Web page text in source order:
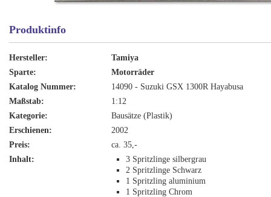
Produktinfo
Hersteller:
Tamiya
Sparte:
Motorräder
Katalog Nummer:
14090 - Suzuki GSX 1300R Hayabusa
Maßstab:
1:12
Kategorie:
Bausätze (Plastik)
Erschienen:
2002
Preis:
ca. 35,-
Inhalt:
3 Spritzlinge silbergrau
2 Spritzlinge Schwarz
1 Spritzling aluminium
1 Spritzling Chrom